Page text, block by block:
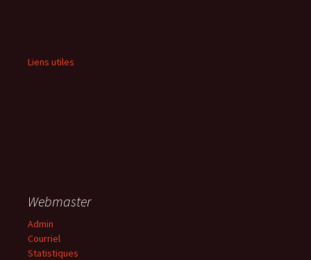
Liens utiles
Webmaster
Admin
Courriel
Statistiques